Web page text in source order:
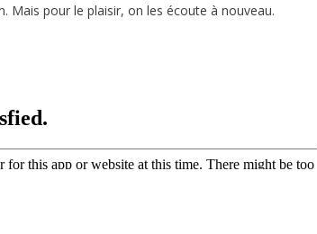
Mais pour le plaisir, on les écoute à nouveau.